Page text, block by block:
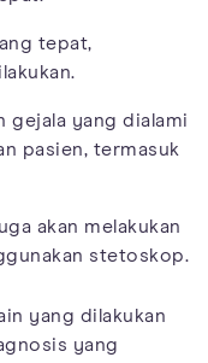
tepat,
gejala yang dialami
pasien, termasuk
akan melakukan
stetoskop.
yang dilakukan
yang